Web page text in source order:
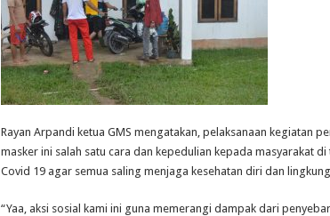
Rayan Arpandi ketua GMS mengatakan, pelaksanaan kegiatan
masker ini salah satu cara dan kepedulian kepada masyarakat
Covid 19 agar semua saling menjaga kesehatan diri dan
“Yaa, aksi sosial kami ini guna memerangi dampak dari